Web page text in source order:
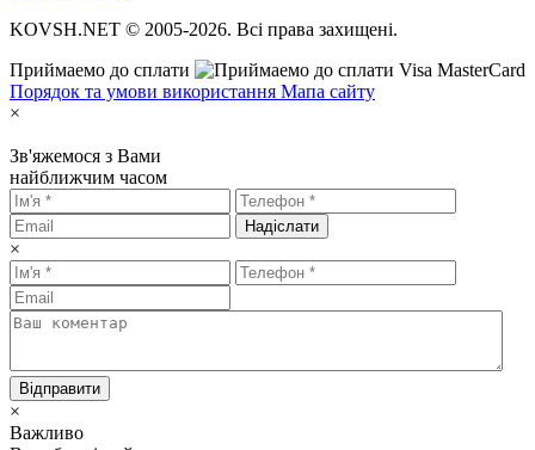
KOVSH.NET © 2005-2026. Всі права захищені.
Приймаемо до сплати
Порядок та умови використання Мапа сайту
×
Зв'яжемося з Вами
найближчим часом
Надіслати
×
Відправити
×
Важливо